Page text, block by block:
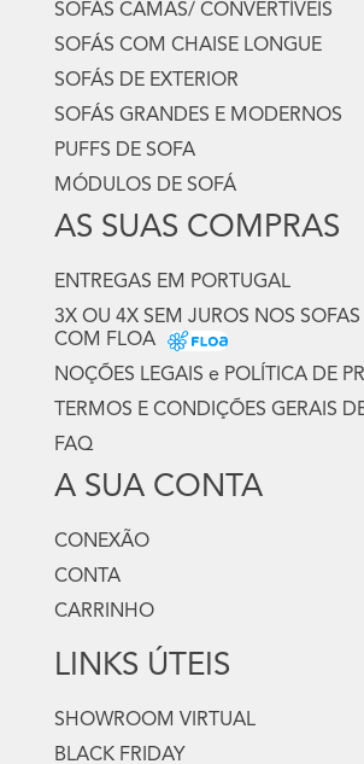
SOFÁS CAMAS/ CONVERTÍVEIS
SOFÁS COM CHAISE LONGUE
SOFÁS DE EXTERIOR
SOFÁS GRANDES E MODERNOS
PUFFS DE SOFA
MÓDULOS DE SOFÁ
AS SUAS COMPRAS
ENTREGAS EM PORTUGAL
3X OU 4X SEM JUROS NOS
COM FLOA
NOÇÕES LEGAIS e POLÍTICA DE
TERMOS E CONDIÇÕES GERAIS
FAQ
A SUA CONTA
CONEXÃO
CONTA
CARRINHO
LINKS ÚTEIS
SHOWROOM VIRTUAL
BLACK FRIDAY